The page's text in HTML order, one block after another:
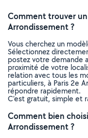
Comment trouver
Arrondissement ?
Vous cherchez un
Sélectionnez
postez votre demande
proximité de votre
relation avec tous les
particuliers, à Paris 2e
répondre rapidement.
C’est gratuit, simple et
Comment bien
Arrondissement ?